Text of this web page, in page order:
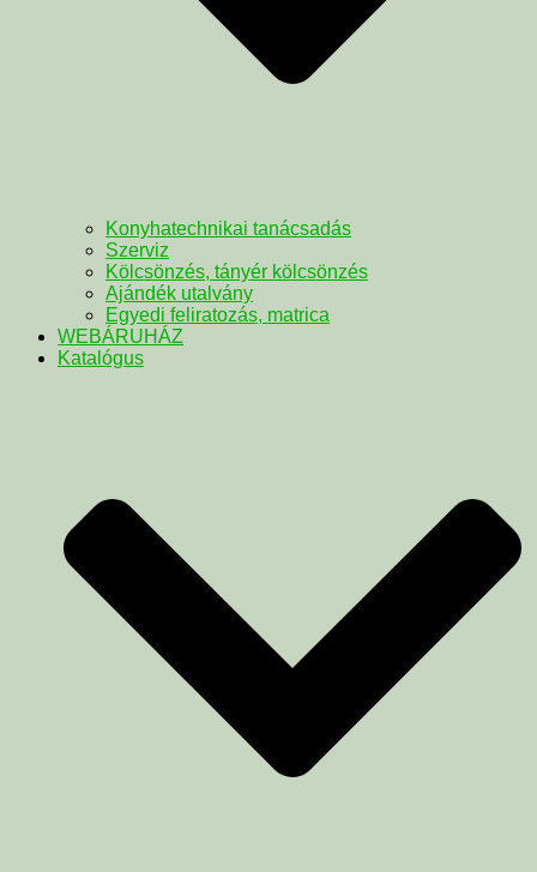
Konyhatechnikai tanácsadás
Szerviz
Kölcsönzés, tányér kölcsönzés
Ajándék utalvány
Egyedi feliratozás, matrica
WEBÁRUHÁZ
Katalógus